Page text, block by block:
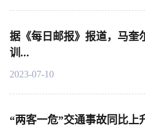
据《每日邮报》报道，马奎
训...
2023-07-10
“两客一危”交通事故同比上升66.7% 上